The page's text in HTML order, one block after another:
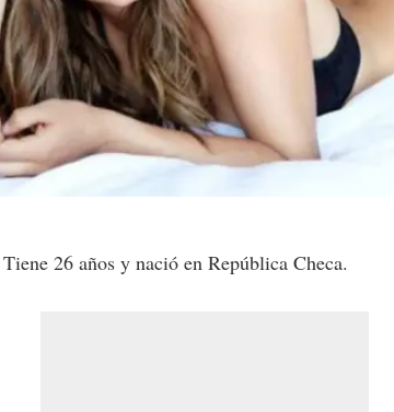
26 años y nació en República Checa.